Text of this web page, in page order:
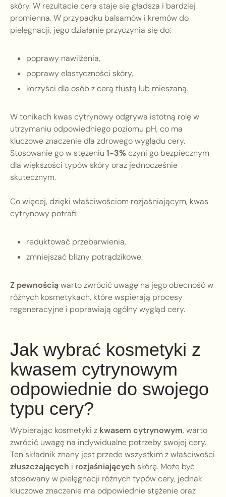
skóry. W rezultacie cera staje się gładsza i bardziej
promienna. W przypadku balsamów i kremów do
pielęgnacji, jego działanie przyczynia się do:
poprawy nawilżenia,
poprawy elastyczności skóry,
korzyści dla osób z cerą tłustą lub mieszaną.
W tonikach kwas cytrynowy odgrywa istotną rolę w
utrzymaniu odpowiedniego poziomu pH, co ma
kluczowe znaczenie dla zdrowego wyglądu cery.
Stosowanie go w stężeniu 1-3%czyni go bezpiecznym
dla większości typów skóry oraz jednocześnie
skutecznym.
Co więcej, dzięki właściwościom rozjaśniającym, kwas
cytrynowy potrafi:
reduktować przebarwienia,
zmniejszać blizny potrądzikowe.
Z pewnościąwarto zwrócić uwagę na jego obecność w
różnych kosmetykach, które wspierają procesy
regeneracyjne i poprawiają ogólny wygląd cery.
Jak wybrać kosmetyki z
kwasem cytrynowym
odpowiednie do swojego
typu cery?
Wybierając kosmetyki z kwasem cytrynowym, warto
zwrócić uwagę na indywidualne potrzeby swojej cery.
Ten składnik znany jest przede wszystkim z właściwości
złuszczających i rozjaśniających skórę. Może być
stosowany w pielęgnacji różnych typów cery, jednak
kluczowe znaczenie ma odpowiednie stężenie oraz